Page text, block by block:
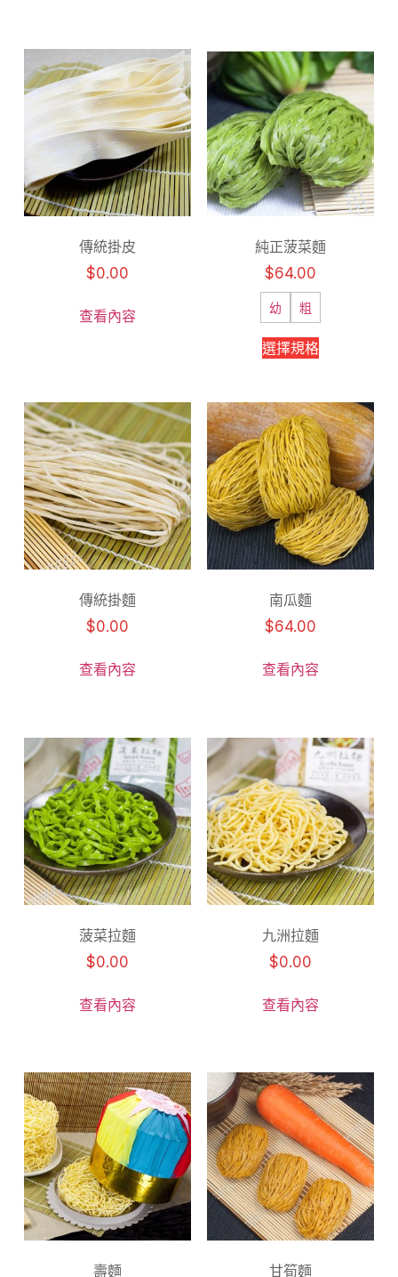
傳統掛皮
$0.00
查看內容
純正菠菜麵
$64.00
幼 粗
選擇規格
傳統掛麵
$0.00
查看內容
南瓜麵
$64.00
查看內容
菠菜拉麵
$0.00
查看內容
九洲拉麵
$0.00
查看內容
壽麵
甘筍麵